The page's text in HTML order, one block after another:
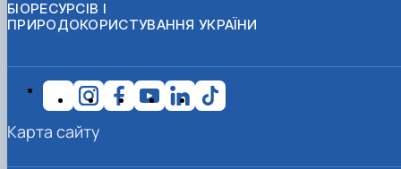
БІОРЕСУРСІВ І
ПРИРОДОКОРИСТУВАННЯ УКРАЇНИ
Карта сайту